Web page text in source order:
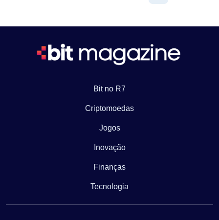
Bit no R7
Criptomoedas
Jogos
Inovação
Finanças
Tecnologia